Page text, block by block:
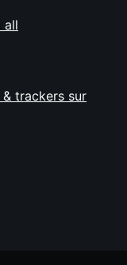
all
trackers sur